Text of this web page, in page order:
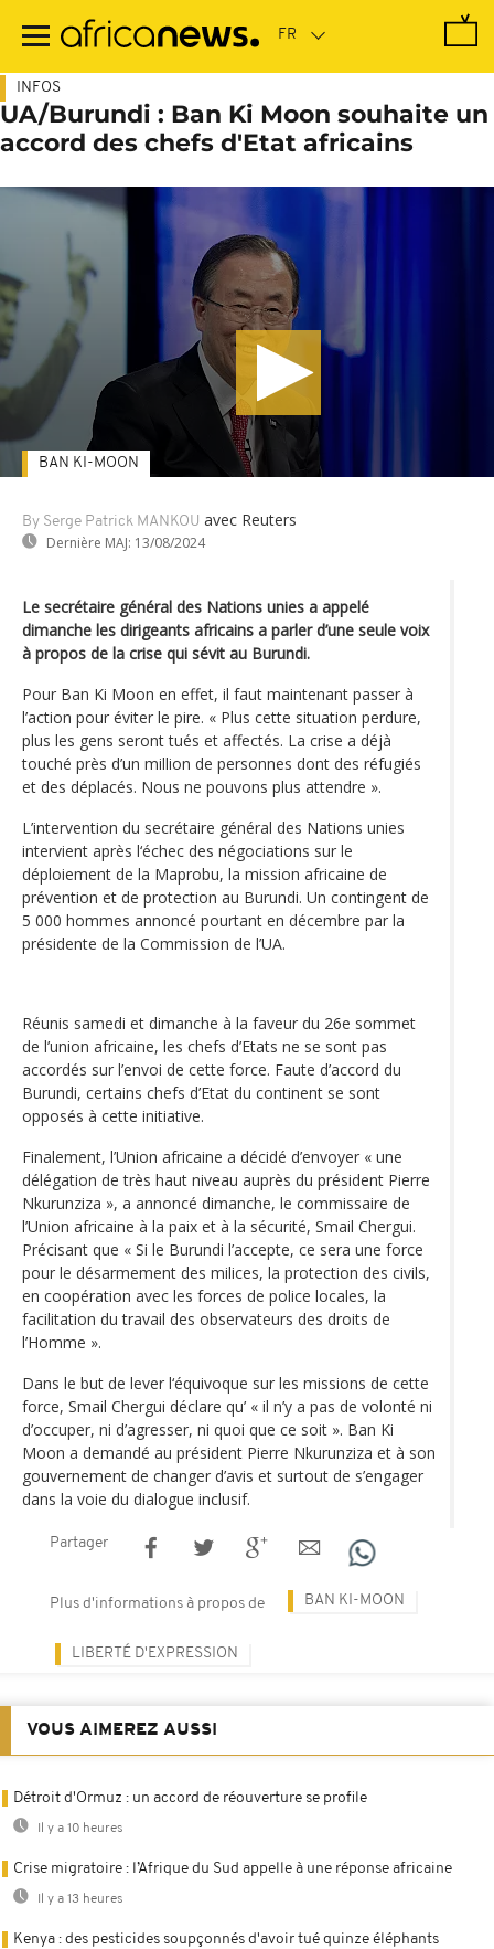
contenu
INFOS
UA/Burundi : Ban Ki Moon souhaite un
accord des chefs d'Etat africains
By Serge Patrick MANKOU avec Reuters
Dernière MAJ: 13/08/2024
BAN KI-MOON
Le secrétaire général des Nations unies a appelé
dimanche les dirigeants africains a parler d’une seule voix
à propos de la crise qui sévit au Burundi.
Pour Ban Ki Moon en effet, il faut maintenant passer à
l’action pour éviter le pire. « Plus cette situation perdure,
plus les gens seront tués et affectés. La crise a déjà
touché près d’un million de personnes dont des réfugiés
et des déplacés. Nous ne pouvons plus attendre ».
L’intervention du secrétaire général des Nations unies
intervient après l‘échec des négociations sur le
déploiement de la Maprobu, la mission africaine de
prévention et de protection au Burundi. Un contingent de
5 000 hommes annoncé pourtant en décembre par la
présidente de la Commission de l’UA.
Réunis samedi et dimanche à la faveur du 26e sommet
de l’union africaine, les chefs d’Etats ne se sont pas
accordés sur l’envoi de cette force. Faute d’accord du
Burundi, certains chefs d’Etat du continent se sont
opposés à cette initiative.
Finalement, l’Union africaine a décidé d’envoyer « une
délégation de très haut niveau auprès du président Pierre
Nkurunziza », a annoncé dimanche, le commissaire de
l’Union africaine à la paix et à la sécurité, Smail Chergui.
Précisant que « Si le Burundi l’accepte, ce sera une force
pour le désarmement des milices, la protection des civils,
en coopération avec les forces de police locales, la
facilitation du travail des observateurs des droits de
l’Homme ».
Dans le but de lever l‘équivoque sur les missions de cette
force, Smail Chergui déclare qu’ « il n’y a pas de volonté ni
d’occuper, ni d’agresser, ni quoi que ce soit ». Ban Ki
Moon a demandé au président Pierre Nkurunziza et à son
gouvernement de changer d’avis et surtout de s’engager
dans la voie du dialogue inclusif.
Partager
Plus d'informations à propos de BAN KI-MOON
LIBERTÉ D'EXPRESSION
VOUS AIMEREZ AUSSI
Détroit d'Ormuz : un accord de réouverture se profile
Il y a 10 heures
Crise migratoire : l’Afrique du Sud appelle à une réponse africaine
Il y a 13 heures
Kenya : des pesticides soupçonnés d'avoir tué quinze éléphants